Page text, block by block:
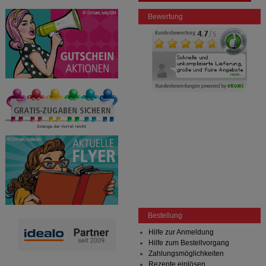
Bewertung
Bestellung
Hilfe zur Anmeldung
Hilfe zum Bestellvorgang
Zahlungsmöglichkeiten